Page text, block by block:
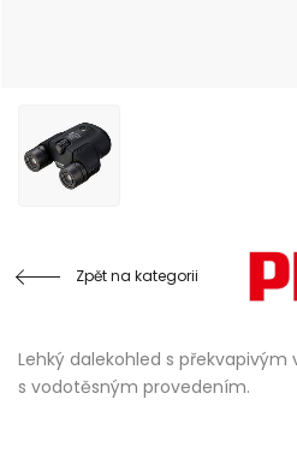
Zpět na kategorii
Lehký dalekohled s
s vodotěsným provedením.